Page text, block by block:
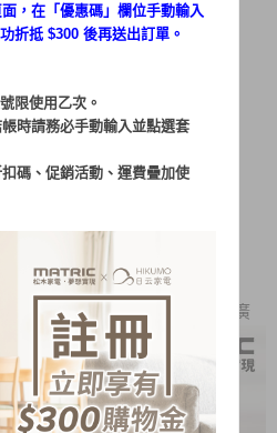
MG-AF0801D
機兩用
更添魅力
靜
氣循環更流通，風吹範圍更寬廣
，在「 優惠碼 」欄位手動輸入
折抵 $300 後再送出訂單。
限使用乙次。
時請務必手動輸入並點選套
碼、促銷活動、運費疊加使